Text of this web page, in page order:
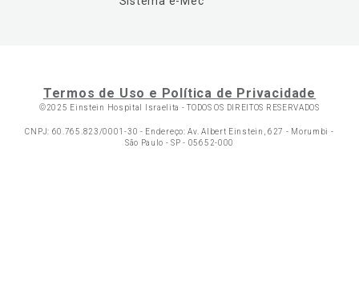
Termos de Uso e Política de Privacidade
©2025 Einstein Hospital Israelita -TODOS OS DIREITOS RESERVADOS
CNPJ: 60.765.823/0001-30 - Endereço: Av. Albert Einstein, 627 - Morumbi -
São Paulo - SP - 05652-000